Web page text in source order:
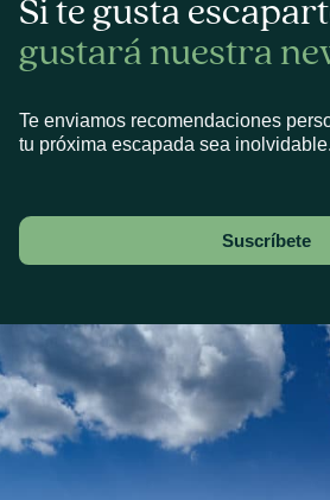
Si te gusta
gustará nuestra
Te enviamos recomendaciones
tu próxima escapada sea
Suscríbete